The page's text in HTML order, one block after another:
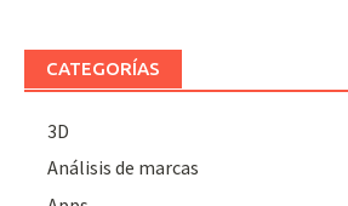
CATEGORÍAS
3D
Análisis de marcas